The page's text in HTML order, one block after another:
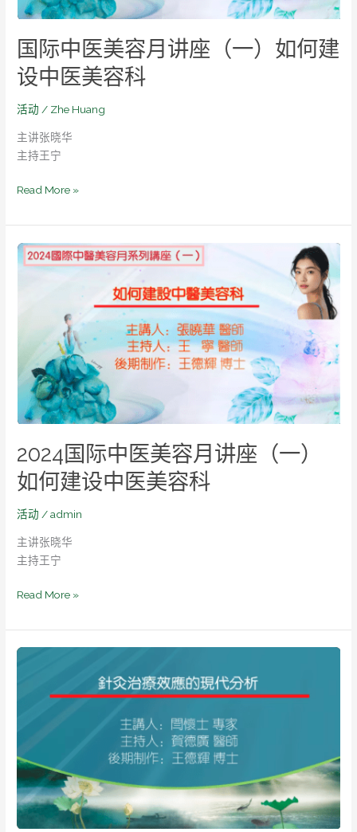
国际中医美容月讲座（一）如何建
设中医美容科
活动 / Zhe Huang
主讲张晓华
主持王宁
（一）
何
建
设
中
美
容
Read More »
2024国际中医美容月讲座（一）
如何建设中医美容科
活动 /admin
主讲张晓华
主持王宁
2024
国
月
讲
座
如
何
建
设
医
美
科
Read More »
针
应
的
现
代
分